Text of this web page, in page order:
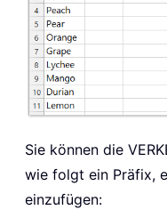
Sie können die
wie folgt ein Präfix,
einzufügen: